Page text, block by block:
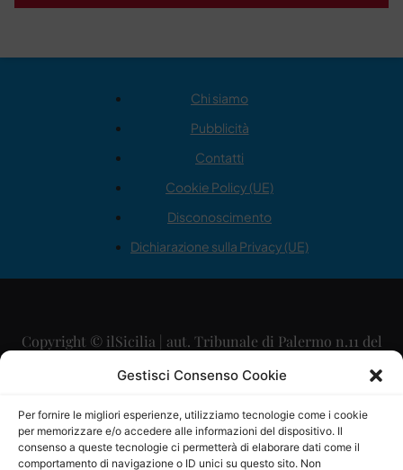
Gestisci Consenso Cookie
Per fornire le migliori esperienze, utilizziamo tecnologie come i cookie
per memorizzare e/o accedere alle informazioni del dispositivo. Il
consenso a queste tecnologie ci permetterà di elaborare dati come il
comportamento di navigazione o ID unici su questo sito. Non
Chi siamo
Pubblicità
Contatti
Cookie Policy (UE)
Disconoscimento
Dichiarazione sulla Privacy (UE)
Copyright © ilSicilia | aut. Tribunale di Palermo n.11 del
29/09/2015
Direttore Editoriale: Maurizio Scaglione